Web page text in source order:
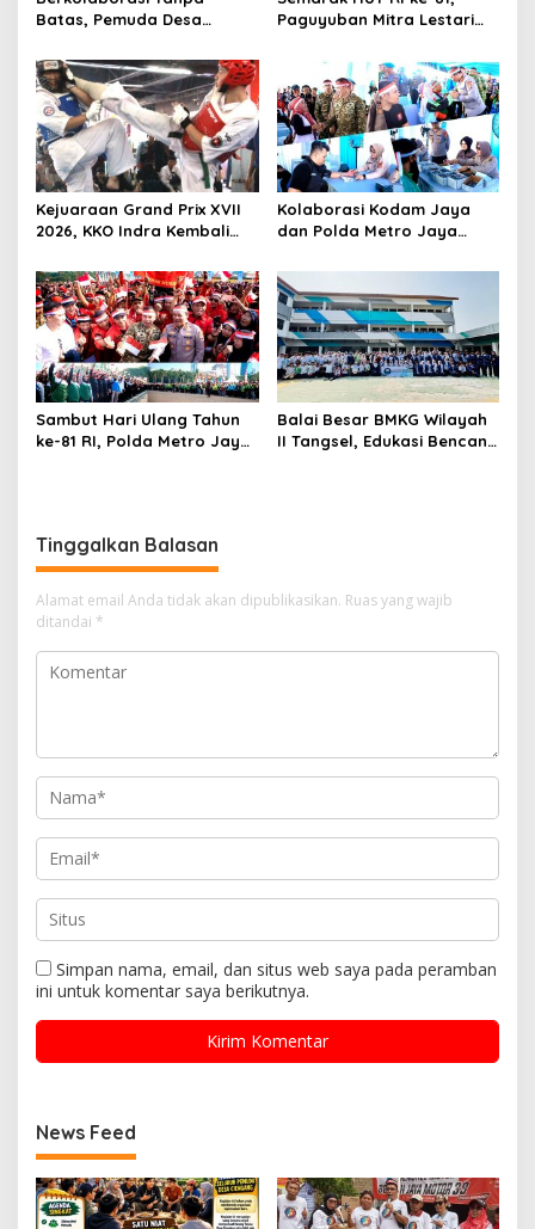
Batas, Pemuda Desa
Nyata untuk Kemajuan
Desa
Paguyuban Mitra Lestari
Kejuaraan Grand Prix XVII
2026, KKO Indra Kembali
Kolaborasi Kodam Jaya
dan Polda Metro Jaya
Sambut Hari Ulang Tahun
ke-81 RI, Polda Metro Jaya
Balai Besar BMKG Wilayah
II Tangsel, Edukasi Bencana
Tinggalkan Balasan
Alamat email Anda tidak akan dipublikasikan. Ruas yang wajib
ditandai *
Simpan nama, email, dan situs web saya pada peramban
ini untuk komentar saya berikutnya.
News Feed